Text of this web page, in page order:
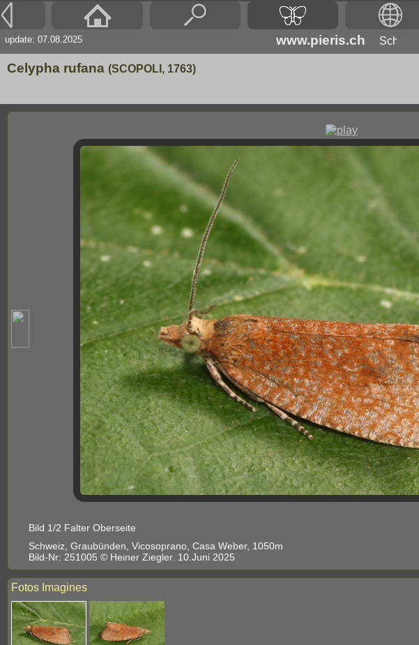
update: 07.08.2025
www.pieris.ch
Celypha rufana (SCOPOLI, 1763)
Bild 1/2 Falter Oberseite
Schweiz, Graubünden, Vicosoprano, Casa Weber, 1050m
Bild-Nr: 251005 © Heiner Ziegler. 10.Juni 2025
Fotos Imagines